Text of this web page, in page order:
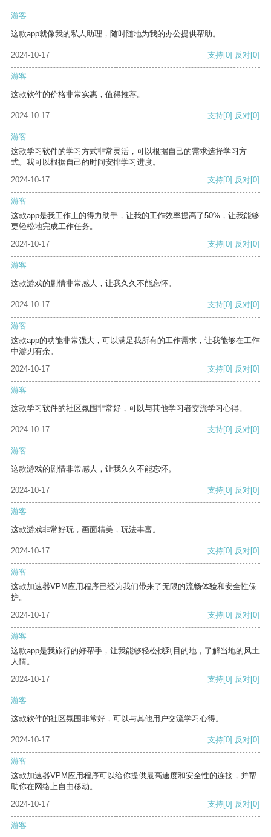
游客
这款app就像我的私人助理，随时随地为我的办公提供帮助。
2024-10-17 支持[0] 反对[0]
游客
这款软件的价格非常实惠，值得推荐。
2024-10-17 支持[0] 反对[0]
游客
这款学习软件的学习方式非常灵活，可以根据自己的需求选择学习方
式。我可以根据自己的时间安排学习进度。
2024-10-17
支持[0] 反对[0]
游客
这款app是我工作上的得力助手，让我的工作效率提高了50%，让我能够
更轻松地完成工作任务。
2024-10-17
支持[0] 反对[0]
游客
这款游戏的剧情非常感人，让我久久不能忘怀。
2024-10-17 支持[0] 反对[0]
游客
这款app的功能非常强大，可以满足我所有的工作需求，让我能够在工作
中游刃有余。
2024-10-17
支持[0] 反对[0]
游客
这款学习软件的社区氛围非常好，可以与其他学习者交流学习心得。
2024-10-17 支持[0] 反对[0]
游客
这款游戏的剧情非常感人，让我久久不能忘怀。
2024-10-17 支持[0] 反对[0]
游客
这款游戏非常好玩，画面精美，玩法丰富。
2024-10-17 支持[0] 反对[0]
游客
这款加速器VPM应用程序已经为我们带来了无限的流畅体验和安全性保
护。
2024-10-17
支持[0] 反对[0]
游客
这款app是我旅行的好帮手，让我能够轻松找到目的地，了解当地的风土
人情。
2024-10-17
支持[0] 反对[0]
游客
这款软件的社区氛围非常好，可以与其他用户交流学习心得。
2024-10-17 支持[0] 反对[0]
游客
这款加速器VPM应用程序可以给你提供最高速度和安全性的连接，并帮
助你在网络上自由移动。
2024-10-17
支持[0] 反对[0]
游客